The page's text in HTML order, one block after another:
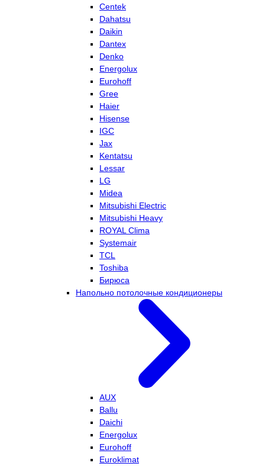
Centek
Dahatsu
Daikin
Dantex
Denko
Energolux
Eurohoff
Gree
Haier
Hisense
IGC
Jax
Kentatsu
Lessar
LG
Midea
Mitsubishi Electric
Mitsubishi Heavy
ROYAL Clima
Systemair
TCL
Toshiba
Бирюса
Напольно потолочные кондиционеры
AUX
Ballu
Daichi
Energolux
Eurohoff
Euroklimat